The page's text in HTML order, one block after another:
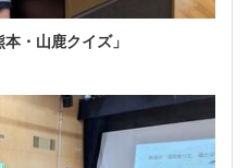
本・山鹿クイズ」